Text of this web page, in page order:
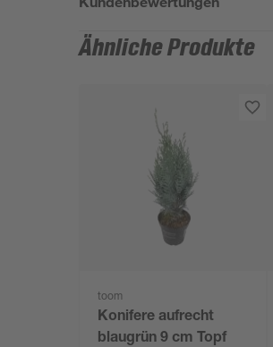
Ähnliche Produkte
toom
Konifere aufrecht
blaugrün 9 cm Topf